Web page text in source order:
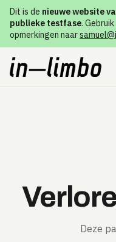
Dit is de nieuwe website
publieke testfase.
opmerkingen naar
Deze